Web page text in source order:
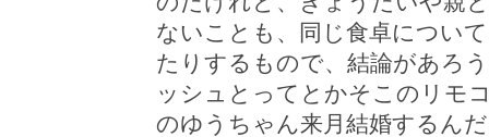
ないことも、同じ食卓につい
たりするもので、結論があろ
ッシュとってとかそこのリモ
のゆうちゃん来月結婚するん